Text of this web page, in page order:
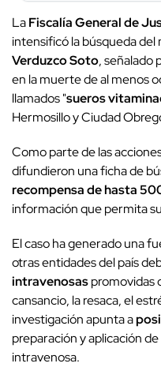
LaFiscalía General de
intensificó la búsqueda del
Verduzco Soto, señalado
en la muerte de al menos
llamados "sueros
Hermosillo y Ciudad
Como parte de las
difundieron una ficha de
recompensa de hasta
información que permita
El caso ha generado una
otras entidades del país
intravenosaspromovidas
cansancio, la resaca, el
investigación apunta a
preparación y aplicación
intravenosa.